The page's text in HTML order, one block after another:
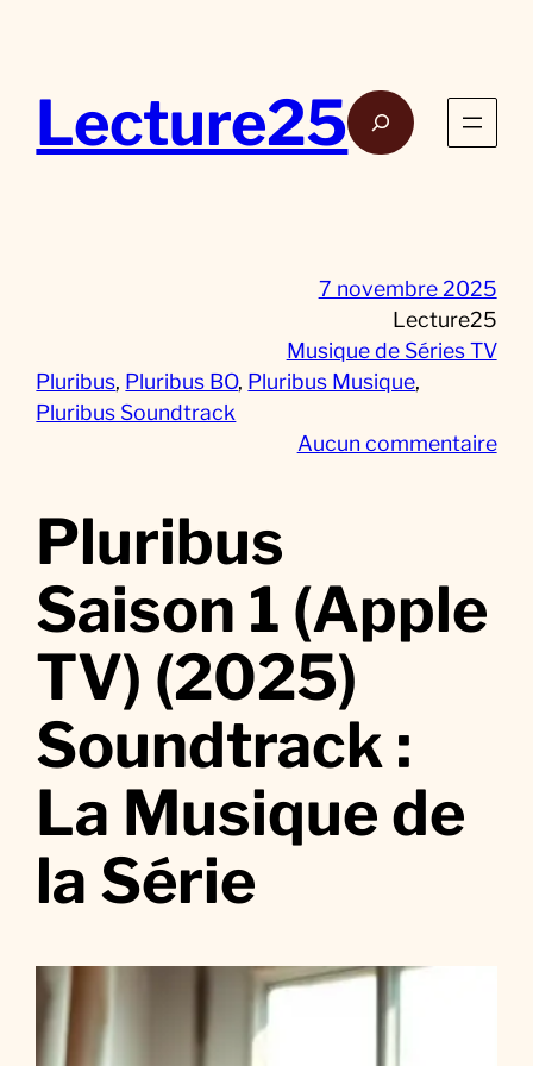
Lecture25Rech
7 novembre 2025
Lecture25
Musique de Séries TV
Pluribus, Pluribus BO, Pluribus Musique
Pluribus Soundtrack
Aucun commentaires
Pluribus
Saison 1 (Apple
TV) (2025)
Soundtrack :
La Musique de
la Série